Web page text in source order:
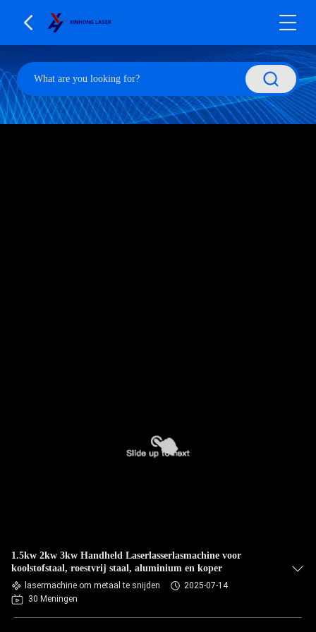
1.5kw 2kw 3kw Handheld Laserlasserlasmachine voor
koolstofstaal, roestvrij staal, aluminium en koper
lasermachine om metaal te snijden
2025-07-14
30 Meningen